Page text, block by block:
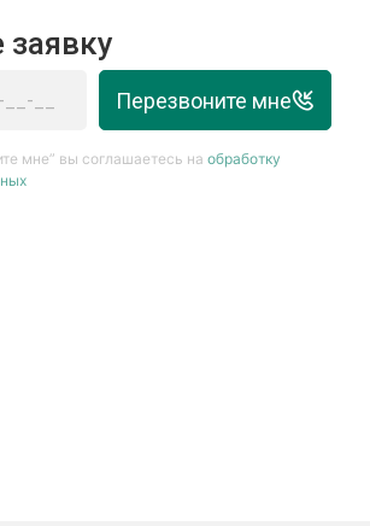
заявку
Перезвоните мне
мне” вы соглашаетесь наобработку